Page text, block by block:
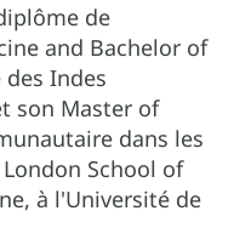
de
and Bachelor of
des Indes
son Master of
dans les
School of
à l'Université de